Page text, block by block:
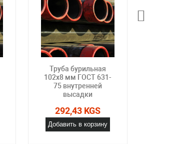
Труба бурильная
102x8 мм ГОСТ 631-
75 внутренней
высадки
292,43 KGS
Добавить в корзину